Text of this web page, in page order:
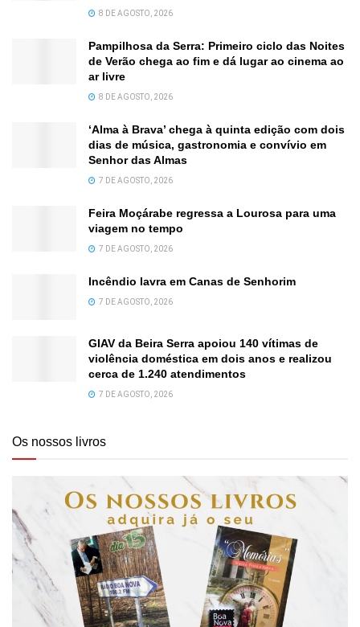
8 DE AGOSTO, 2026
Pampilhosa da Serra: Primeiro ciclo das Noites
de Verão chega ao fim e dá lugar ao cinema ao
ar livre
8 DE AGOSTO, 2026
‘Alma à Brava’ chega à quinta edição com dois
dias de música, gastronomia e convívio em
Senhor das Almas
7 DE AGOSTO, 2026
Feira Moçárabe regressa a Lourosa para uma
viagem no tempo
7 DE AGOSTO, 2026
Incêndio lavra em Canas de Senhorim
7 DE AGOSTO, 2026
GIAV da Beira Serra apoiou 140 vítimas de
violência doméstica em dois anos e realizou
cerca de 1.240 atendimentos
7 DE AGOSTO, 2026
Os nossos livros